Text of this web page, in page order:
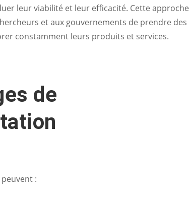
leur viabilité et leur efficacité. Cette approche
et aux gouvernements de prendre des
constamment leurs produits et services.
de
: